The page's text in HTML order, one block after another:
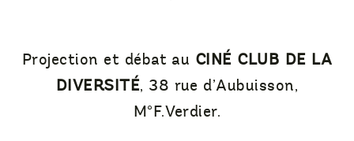
Projection et débat au CINÉ CLUB DE LA
DIVERSITÉ, 38 rue d’Aubuisson,
M°F.Verdier.